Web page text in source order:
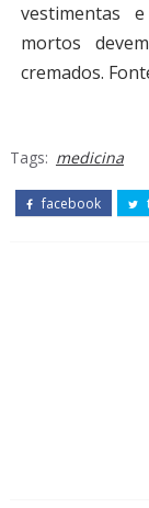
vestimentas
mortos
cremados.
Tags: medicina
facebook